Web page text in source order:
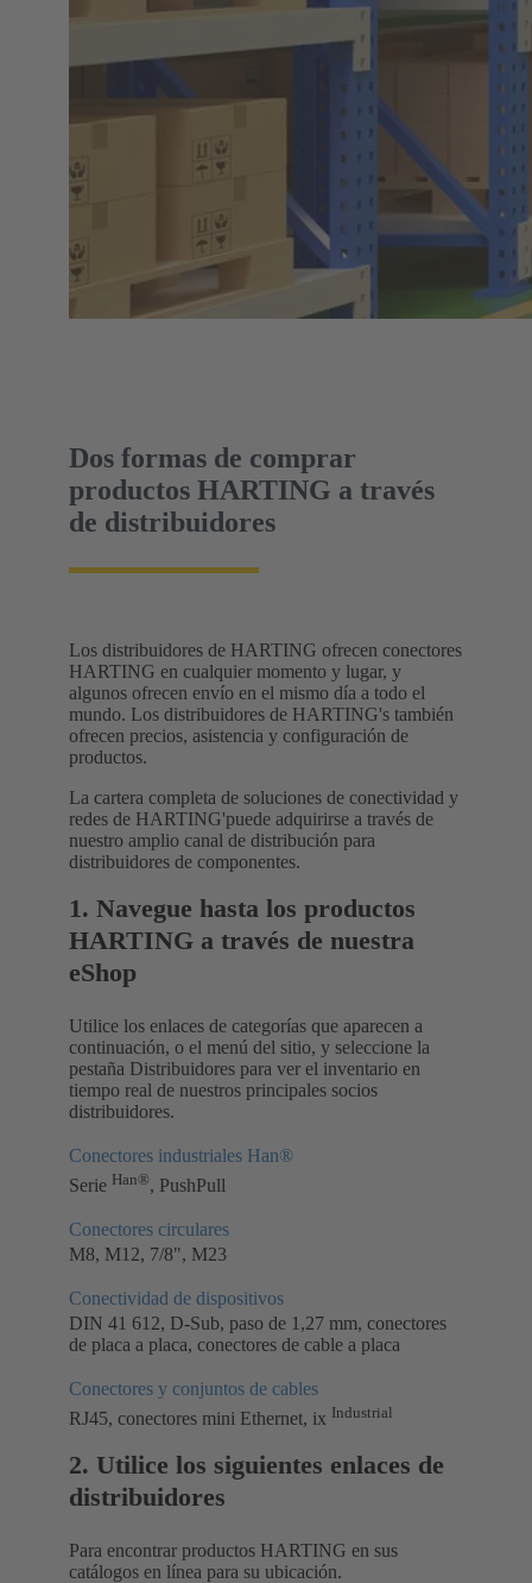
Dos formas de comprar
productos HARTING a través
de distribuidores
Los distribuidores de HARTING ofrecen conectores
HARTING en cualquier momento y lugar, y
algunos ofrecen envío en el mismo día a todo el
mundo. Los distribuidores de HARTING's también
ofrecen precios, asistencia y configuración de
productos.
La cartera completa de soluciones de conectividad y
redes de HARTING'puede adquirirse a través de
nuestro amplio canal de distribución para
distribuidores de componentes.
1. Navegue hasta los productos
HARTING a través de nuestra
eShop
Utilice los enlaces de categorías que aparecen a
continuación, o el menú del sitio, y seleccione la
pestaña Distribuidores para ver el inventario en
tiempo real de nuestros principales socios
distribuidores.
Conectores industriales Han®
Serie Han®, PushPull
Conectores circulares
M8, M12, 7/8", M23
Conectividad de dispositivos
DIN 41 612, D-Sub, paso de 1,27 mm, conectores
de placa a placa, conectores de cable a placa
Conectores y conjuntos de cables
RJ45, conectores mini Ethernet, ix Industrial
2. Utilice los siguientes enlaces de
distribuidores
Para encontrar productos HARTING en sus
catálogos en línea para su ubicación.